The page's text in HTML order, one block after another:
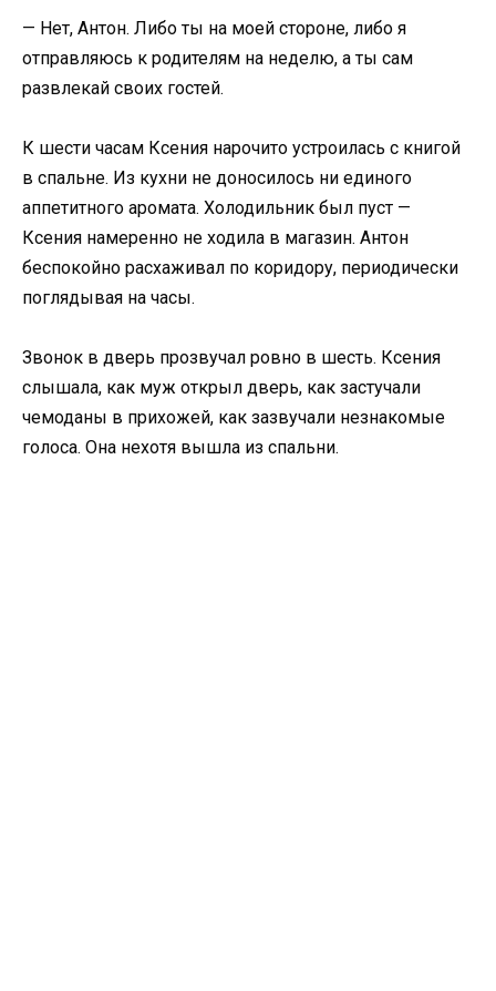
— Нет, Антон. Либо ты на моей стороне, либо я
отправляюсь к родителям на неделю, а ты сам
развлекай своих гостей.
К шести часам Ксения нарочито устроилась с книгой
в спальне. Из кухни не доносилось ни единого
аппетитного аромата. Холодильник был пуст —
Ксения намеренно не ходила в магазин. Антон
беспокойно расхаживал по коридору, периодически
поглядывая на часы.
Звонок в дверь прозвучал ровно в шесть. Ксения
слышала, как муж открыл дверь, как застучали
чемоданы в прихожей, как зазвучали незнакомые
голоса. Она нехотя вышла из спальни.